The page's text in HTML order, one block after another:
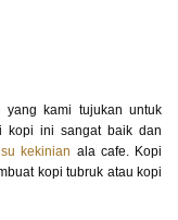
yang kami tujukan untuk
kopi ini sangat baik dan
kekinian ala cafe. Kopi
kopi tubruk atau kopi